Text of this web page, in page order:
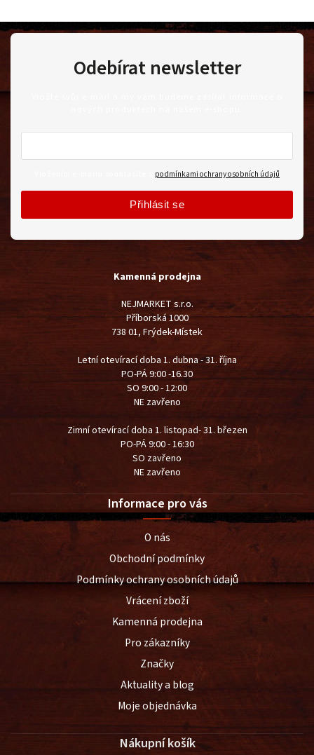
Kamenná prodejna
NEJMARKET s.r.o.
Příborská 1000
738 01, Frýdek-Místek
Letní otevírací doba 1. dubna - 31. října
PO-PÁ 9:00 -16.30
SO 9:00 - 12:00
NE zavřeno
Zimní otevírací doba 1. listopad- 31. březen
PO-PÁ 9:00 - 16:30
SO zavřeno
NE zavřeno
Informace pro vás
O nás
Obchodní podmínky
Podmínky ochrany osobních údajů
Vrácení zboží
Kamenná prodejna
Pro zákazníky
Značky
Aktuality a blog
Moje objednávka
Nákupní košík
Odebírat newsletter
podmínkami ochrany osobních údajů
Přihlásit se